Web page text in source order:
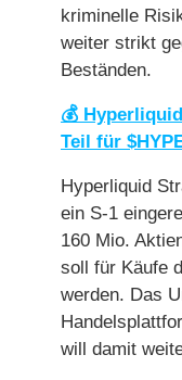
kriminelle
weiter strikt
Beständen.
💰
Teil für
Hyperliquid
ein S-1
160 Mio.
soll für Käufe
werden. Das
will damit